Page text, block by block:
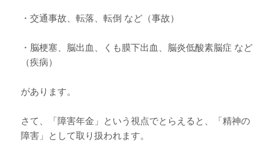
・交通事故、転落、転倒 など（事故）
・脳梗塞、脳出血、くも膜下出血、脳炎低酸素脳症 など
（疾病）
があります。
さて、「障害年金」という視点でとらえると、「精神の
障害」として取り扱われます。